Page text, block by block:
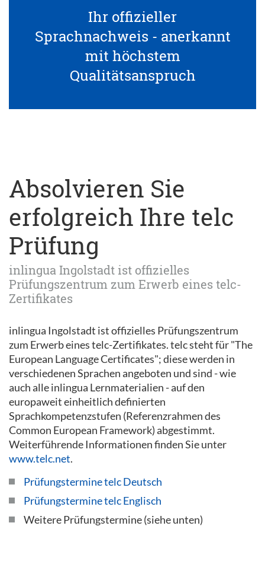
Ihr offizieller
Sprachnachweis - anerkannt
mit höchstem
Qualitätsanspruch
Absolvieren Sie
erfolgreich Ihre telc
Prüfung
inlingua Ingolstadt ist offizielles
Prüfungszentrum zum Erwerb eines telc-
Zertifikates
inlingua Ingolstadt ist offizielles Prüfungszentrum
zum Erwerb eines telc-Zertifikates. telc steht für "The
European Language Certificates"; diese werden in
verschiedenen Sprachen angeboten und sind - wie
auch alle inlingua Lernmaterialien - auf den
europaweit einheitlich definierten
Sprachkompetenzstufen (Referenzrahmen des
Common European Framework) abgestimmt.
Weiterführende Informationen finden Sie unter
www.telc.net.
Prüfungstermine telc Deutsch
Prüfungstermine telc Englisch
Weitere Prüfungstermine (siehe unten)